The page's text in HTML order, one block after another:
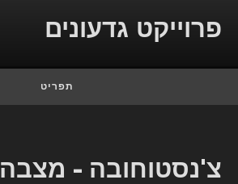
פרוייקט גדעונים
תפריט
צ'נסטוחובה - מצבה 11323